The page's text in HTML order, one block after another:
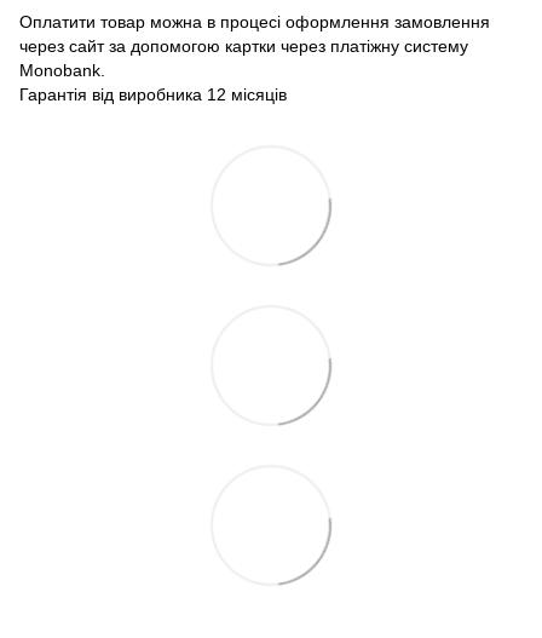
Оплатити товар можна в процесі оформлення замовлення
через сайт за допомогою картки через платіжну систему
Monobank.
Гарантія від виробника 12 місяців